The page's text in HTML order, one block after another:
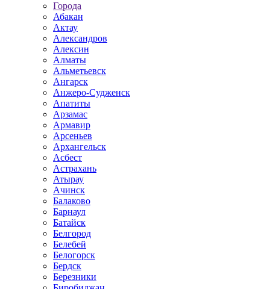
Города
Абакан
Актау
Александров
Алексин
Алматы
Альметьевск
Ангарск
Анжеро-Судженск
Апатиты
Арзамас
Армавир
Арсеньев
Архангельск
Асбест
Астрахань
Атырау
Ачинск
Балаково
Барнаул
Батайск
Белгород
Белебей
Белогорск
Бердск
Березники